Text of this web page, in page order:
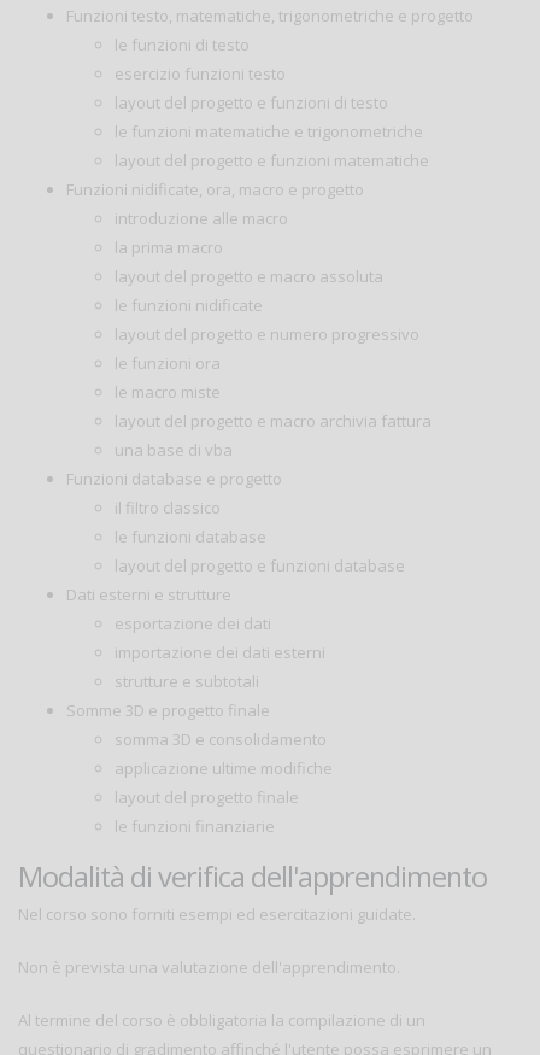
Funzioni testo, matematiche, trigonometriche e progetto
le funzioni di testo
esercizio funzioni testo
layout del progetto e funzioni di testo
le funzioni matematiche e trigonometriche
layout del progetto e funzioni matematiche
Funzioni nidificate, ora, macro e progetto
introduzione alle macro
la prima macro
layout del progetto e macro assoluta
le funzioni nidificate
layout del progetto e numero progressivo
le funzioni ora
le macro miste
layout del progetto e macro archivia fattura
una base di vba
Funzioni database e progetto
il filtro classico
le funzioni database
layout del progetto e funzioni database
Dati esterni e strutture
esportazione dei dati
importazione dei dati esterni
strutture e subtotali
Somme 3D e progetto finale
somma 3D e consolidamento
applicazione ultime modifiche
layout del progetto finale
le funzioni finanziarie
Modalità di verifica dell'apprendimento
Nel corso sono forniti esempi ed esercitazioni guidate.
Non è prevista una valutazione dell'apprendimento.
Al termine del corso è obbligatoria la compilazione di un
questionario di gradimento affinché l'utente possa esprimere un